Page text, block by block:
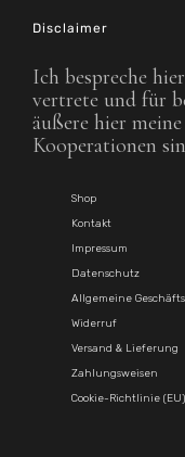
Disclaimer
Ich bespreche
vertrete und für
äußere hier
Kooperationen
Shop
Kontakt
Impressum
Datenschutz
Allgemeine
Widerruf
Versand & Lieferung
Zahlungsweisen
Cookie-Richtlinie (EU)